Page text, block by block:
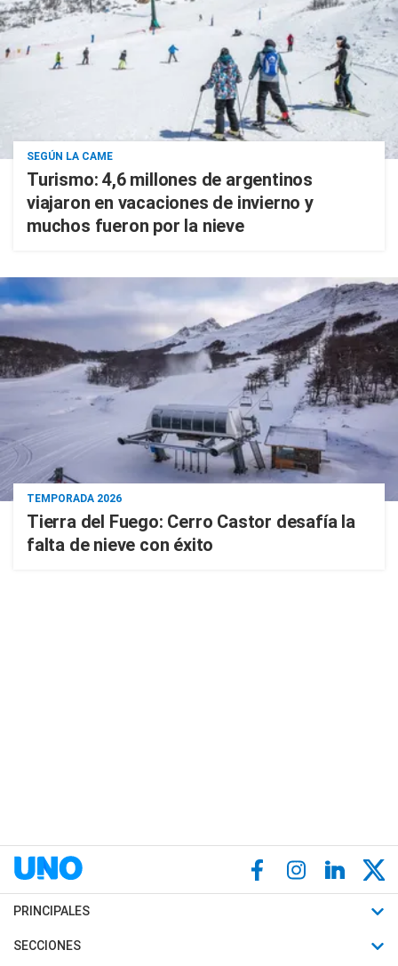
SEGÚN LA CAME
Turismo: 4,6 millones de argentinos
viajaron en vacaciones de invierno y
muchos fueron por la nieve
TEMPORADA 2026
Tierra del Fuego: Cerro Castor desafía la
falta de nieve con éxito
PRINCIPALES
Últimas Noticias
SECCIONES